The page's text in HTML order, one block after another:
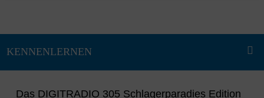
Das DIGITRADIO 305 Schlagerparadies Edition